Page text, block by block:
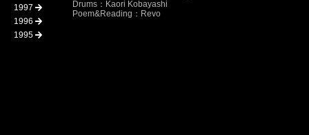
1997
1996
1995
Drums：Kaori Kobayashi
Poem&Reading：Revo